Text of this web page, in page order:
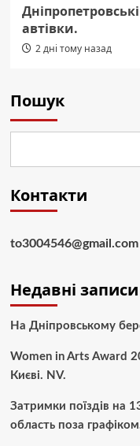
автівки.
2 дні тому назад
Пошук
Контакти
to3004546@gmail.com
Недавні записи
На Дніпровському
Women in Arts Award
Києві. NV.
Затримки поїздів на
область поза